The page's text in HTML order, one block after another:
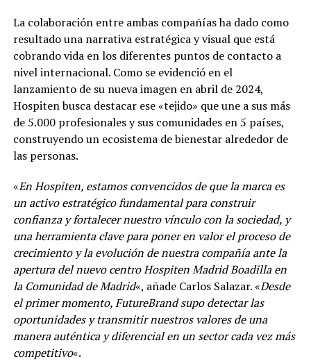
La colaboración entre ambas compañías ha dado como
resultado una narrativa estratégica y visual que está
cobrando vida en los diferentes puntos de contacto a
nivel internacional. Como se evidenció en el
lanzamiento de su nueva imagen en abril de 2024,
Hospiten busca destacar ese «tejido» que une a sus más
de 5.000 profesionales y sus comunidades en 5 países,
construyendo un ecosistema de bienestar alrededor de
las personas.
«En Hospiten, estamos convencidos de que la marca es
un activo estratégico fundamental para construir
confianza y fortalecer nuestro vínculo con la sociedad, y
una herramienta clave para poner en valor el proceso de
crecimiento y la evolución de nuestra compañía ante la
apertura del nuevo centro Hospiten Madrid Boadilla en
la Comunidad de Madrid«, añade Carlos Salazar. «Desde
el primer momento, FutureBrand supo detectar las
oportunidades y transmitir nuestros valores de una
manera auténtica y diferencial en un sector cada vez más
competitivo«.